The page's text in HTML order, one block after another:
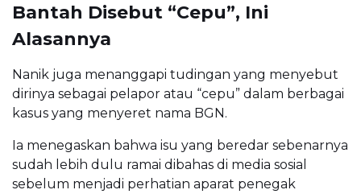
Bantah Disebut “Cepu”, Ini
Alasannya
Nanik juga menanggapi tudingan yang menyebut
dirinya sebagai pelapor atau “cepu” dalam berbagai
kasus yang menyeret nama BGN.
Ia menegaskan bahwa isu yang beredar sebenarnya
sudah lebih dulu ramai dibahas di media sosial
sebelum menjadi perhatian aparat penegak